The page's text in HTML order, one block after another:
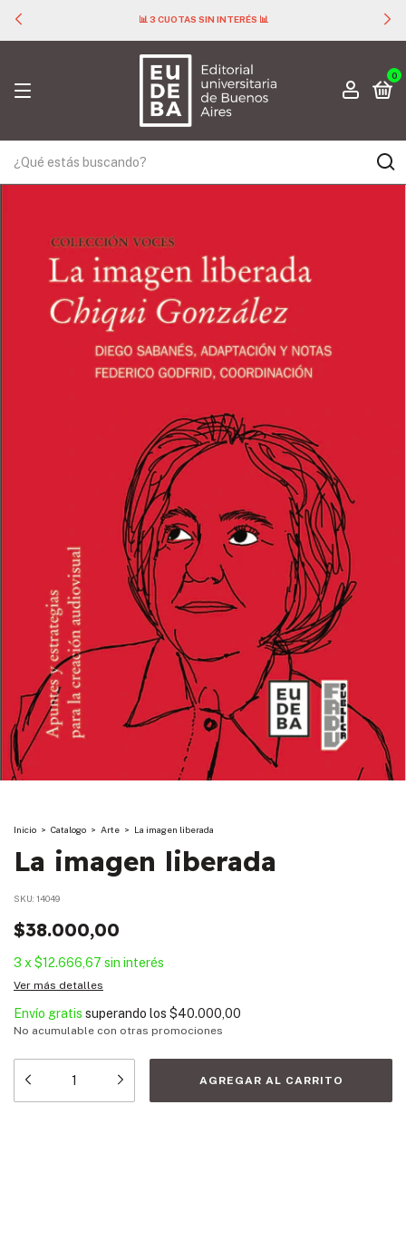
📊 3 CUOTAS SIN INTERÉS 📊
0
Inicio > Catalogo > Arte > La imagen liberada
La imagen liberada
SKU: 14049
$38.000,00
3 x$12.666,67 sin interés
Ver más detalles
Envío gratis superando los $40.000,00
No acumulable con otras promociones